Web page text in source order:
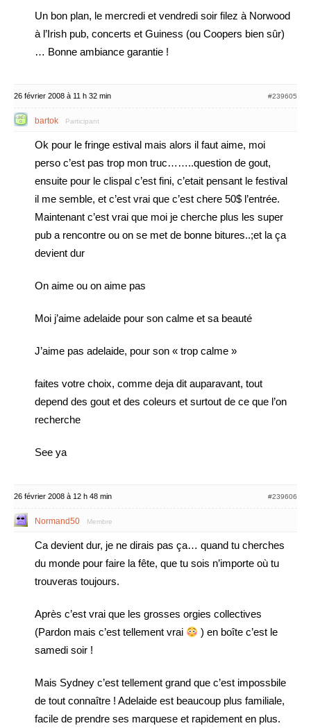
Un bon plan, le mercredi et vendredi soir filez à Norwood
à l’Irish pub, concerts et Guiness (ou Coopers bien sûr)
… Bonne ambiance garantie !
26 février 2008 à 11 h 32 min #239605
bartok Participant
Ok pour le fringe estival mais alors il faut aime, moi
perso c’est pas trop mon truc……..question de gout,
ensuite pour le clispal c’est fini, c’etait pensant le festival
il me semble, et c’est vrai que c’est chere 50$ l’entrée.
Maintenant c’est vrai que moi je cherche plus les super
pub a rencontre ou on se met de bonne bitures..;et la ça
devient dur
On aime ou on aime pas
Moi j’aime adelaide pour son calme et sa beauté
J’aime pas adelaide, pour son « trop calme »
faites votre choix, comme deja dit auparavant, tout
depend des gout et des coleurs et surtout de ce que l’on
recherche
See ya
26 février 2008 à 12 h 48 min #239606
Normand50 Membre
Ca devient dur, je ne dirais pas ça… quand tu cherches
du monde pour faire la fête, que tu sois n’importe où tu
trouveras toujours.
Après c’est vrai que les grosses orgies collectives
(Pardon mais c’est tellement vrai
) en boîte c’est le
samedi soir !
Mais Sydney c’est tellement grand que c’est impossbile
de tout connaître ! Adelaide est beaucoup plus familiale,
facile de prendre ses marquese et rapidement en plus.